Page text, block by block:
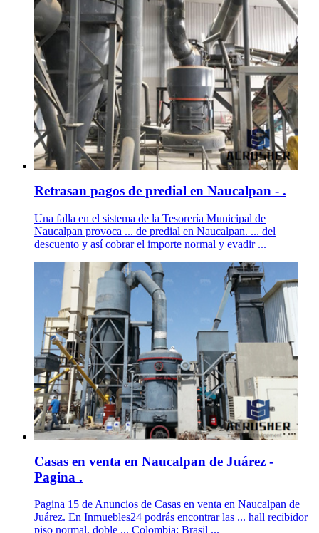
Retrasan pagos de predial en Naucalpan - .
Una falla en el sistema de la Tesorería Municipal de
Naucalpan provoca ... de predial en Naucalpan. ... del
descuento y así cobrar el importe normal y evadir ...
Casas en venta en Naucalpan de Juárez -
Pagina .
Pagina 15 de Anuncios de Casas en venta en Naucalpan de
Juárez. En Inmuebles24 podrás encontrar las ... hall recibidor
piso normal, doble ... Colombia; Brasil ...